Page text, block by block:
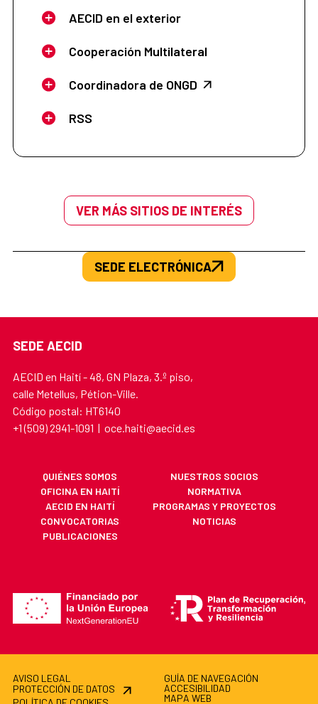
AECID en el exterior
Cooperación Multilateral
Coordinadora de ONGD
RSS
VER MÁS SITIOS DE INTERÉS
SEDE ELECTRÓNICA
SEDE AECID
AECID en Haití - 48, GN Plaza, 3.º piso,
calle Metellus, Pétion-Ville.
Código postal: HT6140
+1 (509) 2941-1091 | oce.haiti@aecid.es
QUIÉNES SOMOS
NUESTROS SOCIOS
OFICINA EN HAITÍ
NORMATIVA
AECID EN HAITÍ
PROGRAMAS Y PROYECTOS
CONVOCATORIAS
NOTICIAS
PUBLICACIONES
AVISO LEGAL
PROTECCIÓN DE DATOS
GUÍA DE NAVEGACIÓN
ACCESIBILIDAD
MAPA WEB